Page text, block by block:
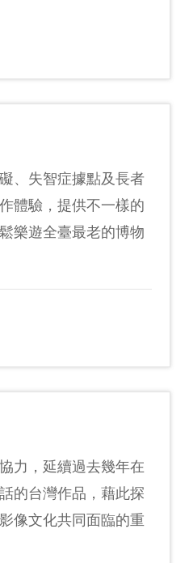
、失智症據點及長者
體驗，提供不一樣的
樂遊全臺最老的博物
力，延續過去幾年在
的台灣作品，藉此探
像文化共同面臨的重